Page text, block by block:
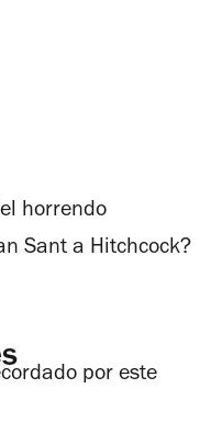
horrendo
Sant a Hitchcock?
por este